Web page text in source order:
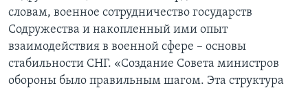
словам, военное сотрудничество государств
Содружества и накопленный ими опыт
взаимодействия в военной сфере – основы
стабильности СНГ. «Создание Совета министров
обороны было правильным шагом. Эта структура